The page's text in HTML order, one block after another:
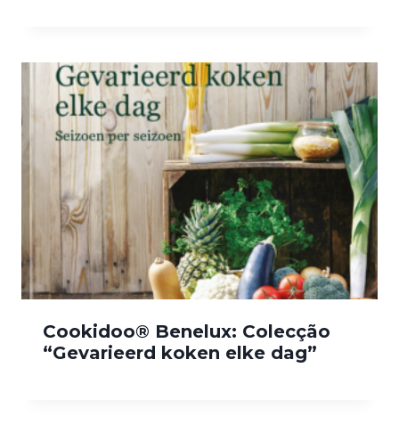
Cookidoo® Benelux: Colecção
“Gevarieerd koken elke dag”